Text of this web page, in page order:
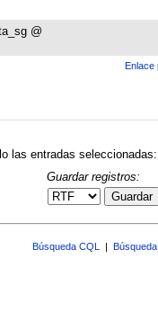
@
Enlace
las entradas seleccionadas:
Guardar registros:
Guardar
Búsqueda CQL